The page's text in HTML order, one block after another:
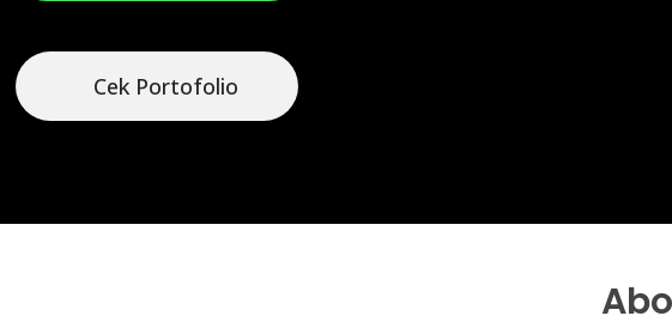
Cek Portofolio